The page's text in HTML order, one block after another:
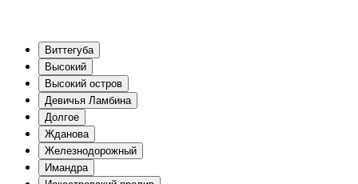
Виттегуба
Высокий
Высокий остров
Девичья Ламбина
Долгое
Жданова
Железнодорожный
Имандра